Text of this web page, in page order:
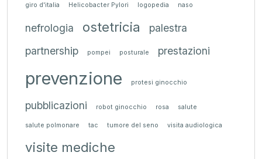
giro d'italia Helicobacter Pylori logopedia naso
nefrologia ostetricia
palestra
partnership
pompei posturale prestazioni
prevenzione protesi ginocchio
pubblicazioni robot ginocchio rosa salute
salute polmonare tac tumore del seno visita audiologica
visite mediche